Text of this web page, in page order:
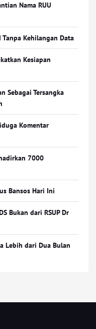
Nama RUU
Kehilangan Data
Kesiapan
Sebagai Tersangka
Komentar
7000
Bansos Hari Ini
Bukan dari RSUP Dr
Lebih dari Dua Bulan